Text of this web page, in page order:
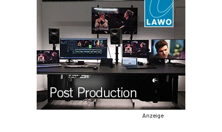
Anzeige